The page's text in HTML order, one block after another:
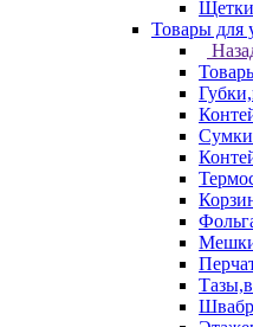
Щетки
Товары для
Сумки